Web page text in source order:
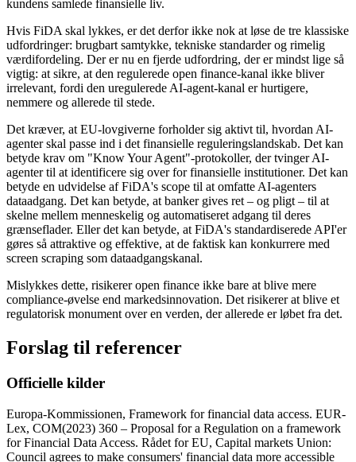
kundens samlede finansielle liv.
Hvis FiDA skal lykkes, er det derfor ikke nok at løse de tre klassiske
udfordringer: brugbart samtykke, tekniske standarder og rimelig
værdifordeling. Der er nu en fjerde udfordring, der er mindst lige så
vigtig: at sikre, at den regulerede open finance-kanal ikke bliver
irrelevant, fordi den uregulerede AI-agent-kanal er hurtigere,
nemmere og allerede til stede.
Det kræver, at EU-lovgiverne forholder sig aktivt til, hvordan AI-
agenter skal passe ind i det finansielle reguleringslandskab. Det kan
betyde krav om "Know Your Agent"-protokoller, der tvinger AI-
agenter til at identificere sig over for finansielle institutioner. Det kan
betyde en udvidelse af FiDA's scope til at omfatte AI-agenters
dataadgang. Det kan betyde, at banker gives ret – og pligt – til at
skelne mellem menneskelig og automatiseret adgang til deres
grænseflader. Eller det kan betyde, at FiDA's standardiserede API'er
gøres så attraktive og effektive, at de faktisk kan konkurrere med
screen scraping som dataadgangskanal.
Mislykkes dette, risikerer open finance ikke bare at blive mere
compliance-øvelse end markedsinnovation. Det risikerer at blive et
regulatorisk monument over en verden, der allerede er løbet fra det.
Forslag til referencer
Officielle kilder
Europa-Kommissionen, Framework for financial data access. EUR-
Lex, COM(2023) 360 – Proposal for a Regulation on a framework
for Financial Data Access. Rådet for EU, Capital markets Union:
Council agrees to make consumers' financial data more accessible